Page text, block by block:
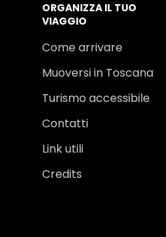
ORGANIZZA IL TUO
VIAGGIO
Come arrivare
Muoversi in Toscana
Turismo accessibile
Contatti
Link utili
Credits